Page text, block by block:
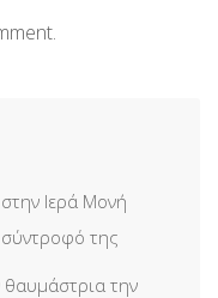
Ιερά Μονή
της
την